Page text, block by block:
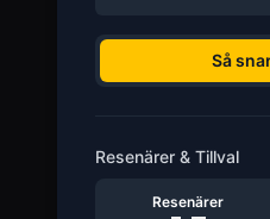
Så
Resenärer & Tillval
Resenärer